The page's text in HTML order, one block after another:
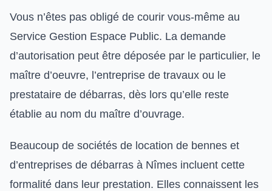
Vous n’êtes pas obligé de courir vous-même au
Service Gestion Espace Public. La demande
d’autorisation peut être déposée par le particulier, le
maître d’oeuvre, l’entreprise de travaux ou le
prestataire de débarras, dès lors qu’elle reste
établie au nom du maître d’ouvrage.
Beaucoup de sociétés de location de bennes et
d’entreprises de débarras à Nîmes incluent cette
formalité dans leur prestation. Elles connaissent les